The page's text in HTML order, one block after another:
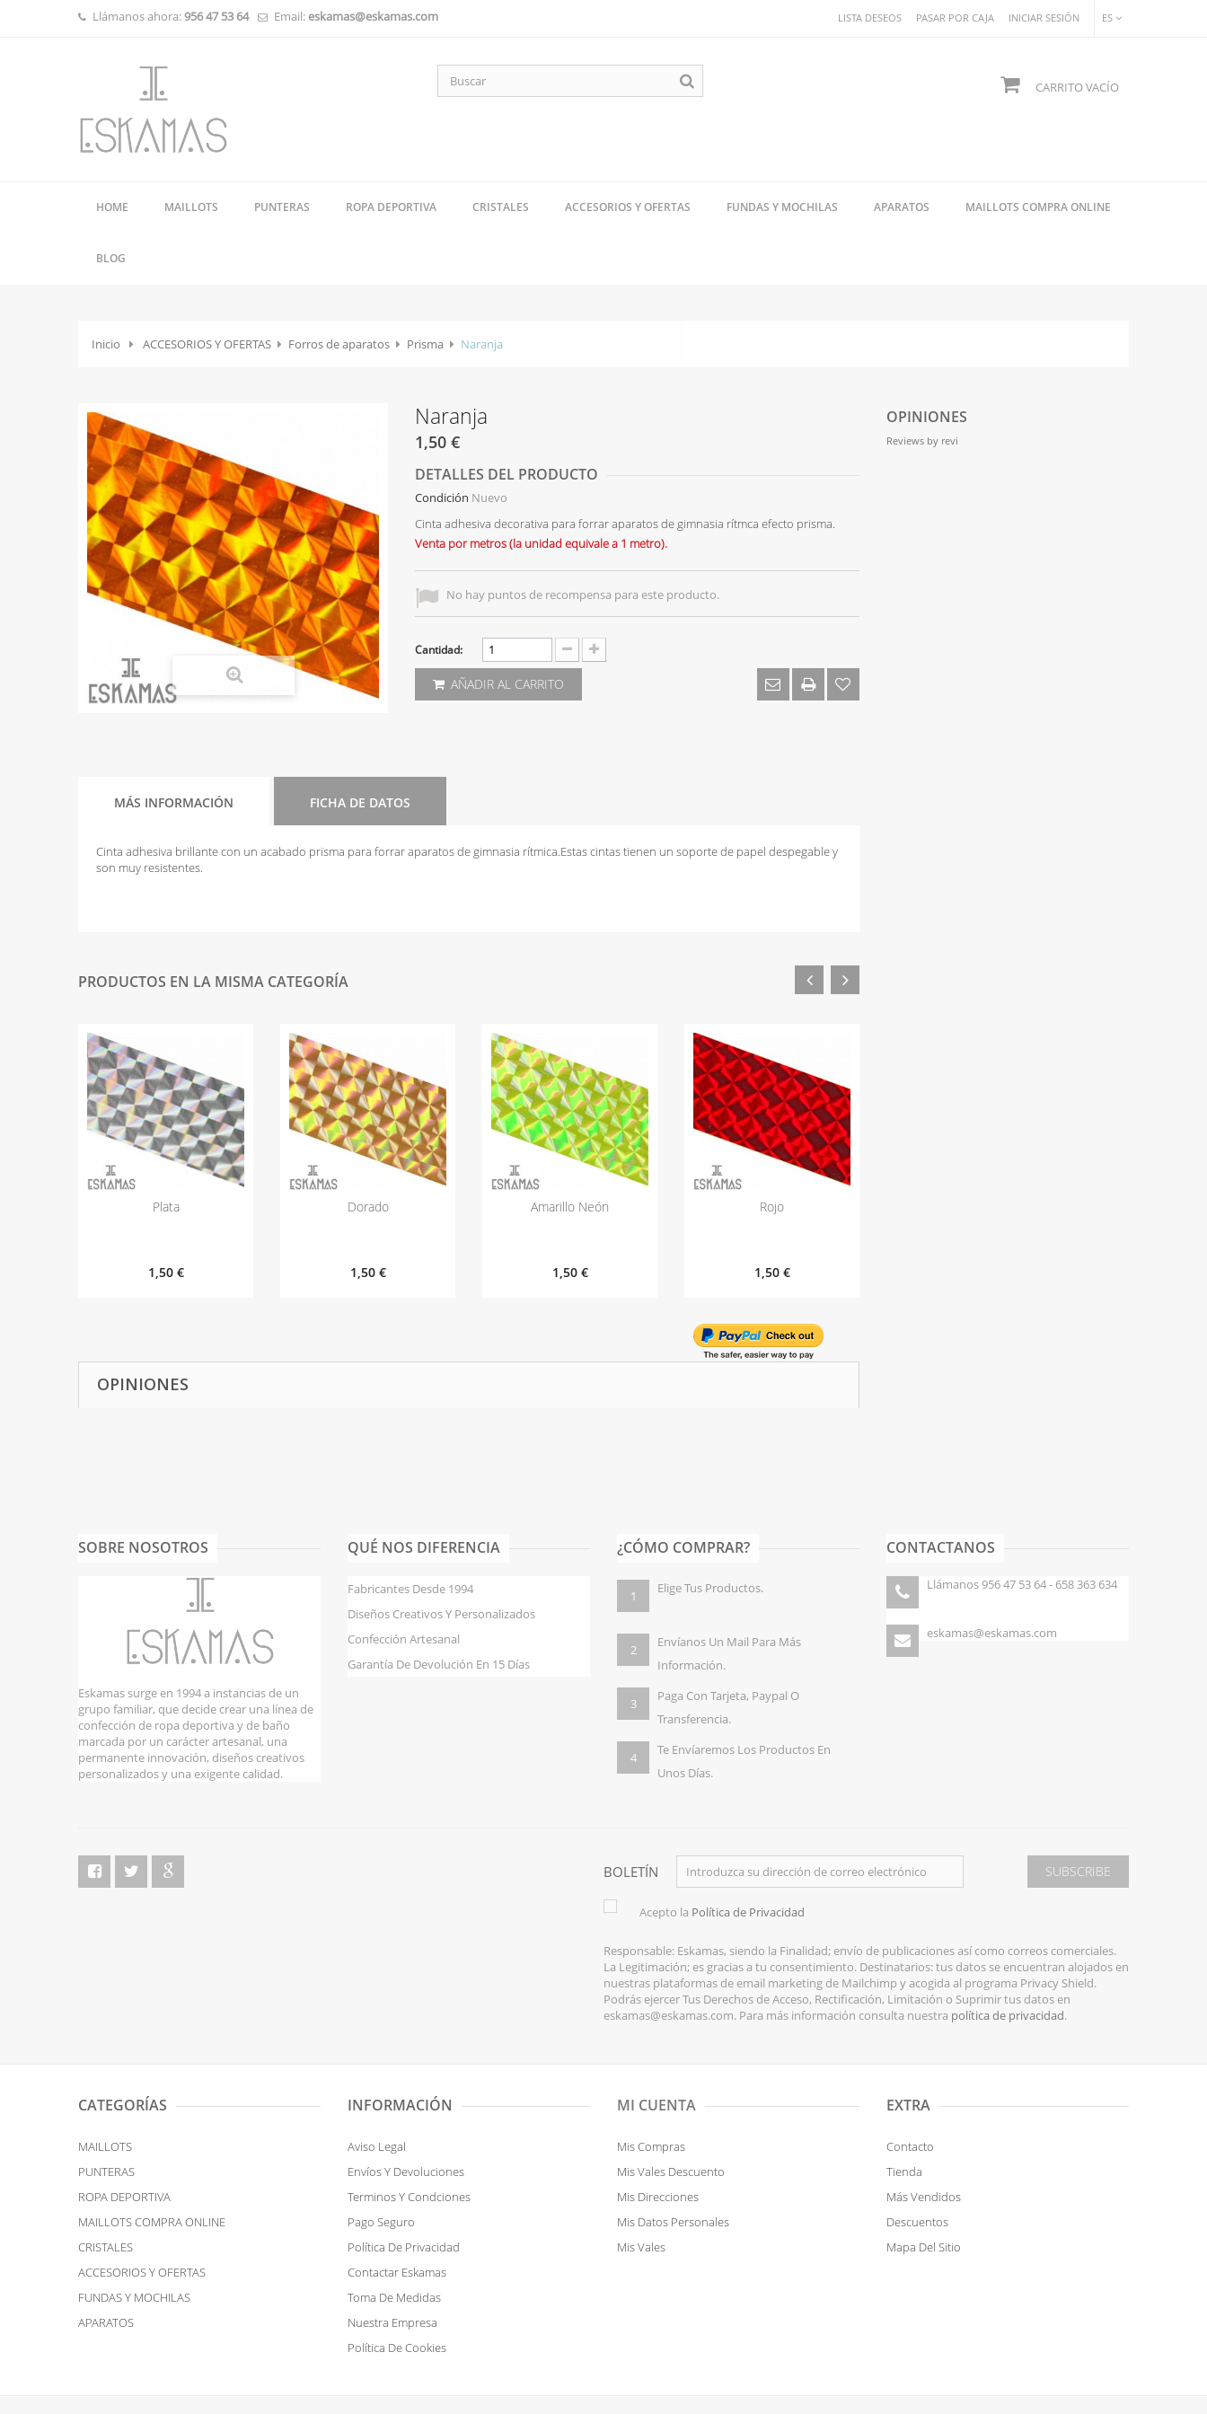
ES
LISTA DESEOS PASAR POR CAJA INICIAR SESIÓN
Llámanos ahora:956 47 53 64 Email: eskamas@eskamas.com
CARRITOVACÍO
HOME MAILLOTS PUNTERAS ROPA DEPORTIVA CRISTALES ACCESORIOS Y OFERTAS FUNDAS Y MOCHILAS APARATOS MAILLOTS COMPRA ONLINE
BLOG
Inicio ACCESORIOS Y OFERTAS Forros de aparatos Prisma Naranja
Naranja
1,50 €
DETALLES DEL PRODUCTO
Condición Nuevo
Cinta adhesiva decorativa para forrar aparatos de gimnasia rítmca efecto prisma.
Venta por metros (la unidad equivale a 1 metro).
No hay puntos de recompensa para este producto.
Cantidad:
AÑADIR AL CARRITO
MÁS INFORMACIÓN FICHA DE DATOS
Cinta adhesiva brillante con un acabado prisma para forrar aparatos de gimnasia rítmica.Estas cintas tienen un soporte de papel despegable y
son muy resistentes.
PRODUCTOS EN LA MISMA CATEGORÍA
Plata
1,50 €
Dorado
1,50 €
Amarillo Neón
1,50 €
Rojo
1,50 €
OPINIONES
OPINIONES
Reviews by revi
SOBRE NOSOTROS
Eskamas surge en 1994 a instancias de un
grupo familiar, que decide crear una línea de
confección de ropa deportiva y de baño
marcada por un carácter artesanal, una
permanente innovación, diseños creativos
personalizados y una exigente calidad.
QUÉ NOS DIFERENCIA
Fabricantes Desde 1994
Diseños Creativos Y Personalizados
Confección Artesanal
Garantía De Devolución En 15 Días
¿CÓMO COMPRAR?
1 Elige Tus Productos.
2
Envíanos Un Mail Para Más
Información.
3
Paga Con Tarjeta, Paypal O
Transferencia.
4
Te Envíaremos Los Productos En
Unos Días.
CONTACTANOS
Llámanos 956 47 53 64 - 658 363 634
eskamas@eskamas.com
BOLETÍN SUBSCRIBE
Acepto la Política de Privacidad
Responsable: Eskamas, siendo la Finalidad; envío de publicaciones así como correos comerciales.
La Legitimación; es gracias a tu consentimiento. Destinatarios: tus datos se encuentran alojados en
nuestras plataformas de email marketing de Mailchimp y acogida al programa Privacy Shield.
Podrás ejercer Tus Derechos de Acceso, Rectificación, Limitación o Suprimir tus datos en
eskamas@eskamas.com. Para más información consulta nuestra política de privacidad.
CATEGORÍAS
MAILLOTS
PUNTERAS
ROPA DEPORTIVA
MAILLOTS COMPRA ONLINE
CRISTALES
ACCESORIOS Y OFERTAS
FUNDAS Y MOCHILAS
APARATOS
INFORMACIÓN
Aviso Legal
Envíos Y Devoluciones
Terminos Y Condciones
Pago Seguro
Política De Privacidad
Contactar Eskamas
Toma De Medidas
Nuestra Empresa
Política De Cookies
MI CUENTA
Mis Compras
Mis Vales Descuento
Mis Direcciones
Mis Datos Personales
Mis Vales
EXTRA
Contacto
Tienda
Más Vendidos
Descuentos
Mapa Del Sitio